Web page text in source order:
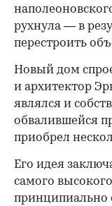
рухнула — в
перестроить
Новый дом
и архитектор
являлся и
обвалившейся
приобрел
Его идея
самого
принципиально